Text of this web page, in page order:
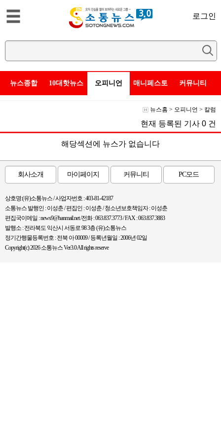
로그인
뉴스종합 10대핫뉴스 오피니언 매니페스토 커뮤니티
뉴스홈 > 오피니언 > 칼럼
현재 등록된 기사 0 건
해당섹션에 뉴스가 없습니다
회사소개 마이페이지 커뮤니티 PC모드
상호명:(유)소통뉴스 / 사업자번호 : 403-81-42187
소통뉴스 발행인 : 이성춘 / 편집인 : 이성춘 / 청소년보호책임자 : 이성춘
편집국이메일 : news9@hanmail.net /전화 : 063.837.3773 / FAX : 063.837.3883
발행소 : 전라북도 익산시 서동로 98 3층 (유)소통뉴스
정기간행물등록번호 : 전북 아 00009 / 등록년월일 : 2006년 02일
Copyright(c) 2026 소통뉴스 Ver3.0 All rights reserve